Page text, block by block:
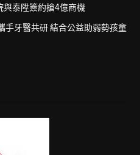
與泰陞簽約搶4億商機
手牙醫共研 結合公益助弱勢孩童